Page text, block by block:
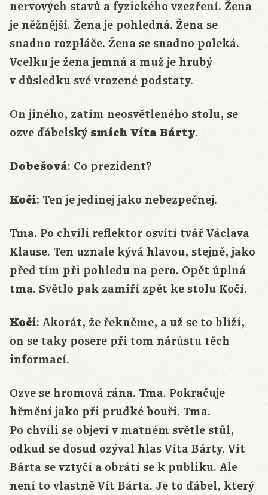
nervových stavů a fyzického vzezření. Žena
je něžnější. Žena je pohledná. Žena se
snadno rozpláče. Žena se snadno poleká.
Vcelku je žena jemná a muž je hrubý
v důsledku své vrozené podstaty.
On jiného, zatím neosvětleného stolu, se
ozve ďábelskýsmích Víta Bárty.
Dobešová: Co prezident?
Kočí: Ten je jedinej jako nebezpečnej.
Tma. Po chvíli reflektor osvítí tvář Václava
Klause. Ten uznale kývá hlavou, stejně, jako
před tím při pohledu na pero. Opět úplná
tma. Světlo pak zamíří zpět ke stolu Kočí.
Kočí: Akorát, že řekněme, a už se to blíží,
on se taky posere při tom nárůstu těch
informací.
Ozve se hromová rána. Tma. Pokračuje
hřmění jako při prudké bouři. Tma.
Po chvíli se objeví v matném světle stůl,
odkud se dosud ozýval hlas Víta Bárty. Vít
Bárta se vztyčí a obrátí se k publiku. Ale
není to vlastně Vít Bárta. Je to ďábel, který